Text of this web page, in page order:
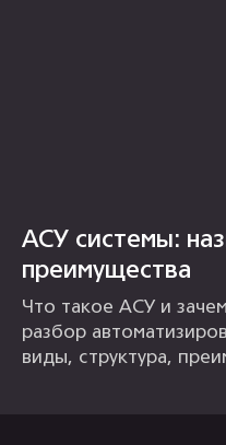
АСУ системы:
преимущества
Что такое АСУ и
разбор
виды, структура,